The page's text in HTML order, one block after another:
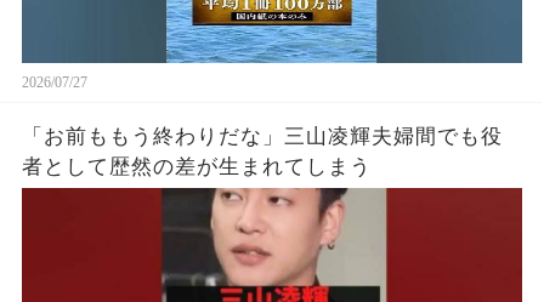
2026/07/27
「お前ももう終わりだな」三山凌輝夫婦間でも役
者として歴然の差が生まれてしまう